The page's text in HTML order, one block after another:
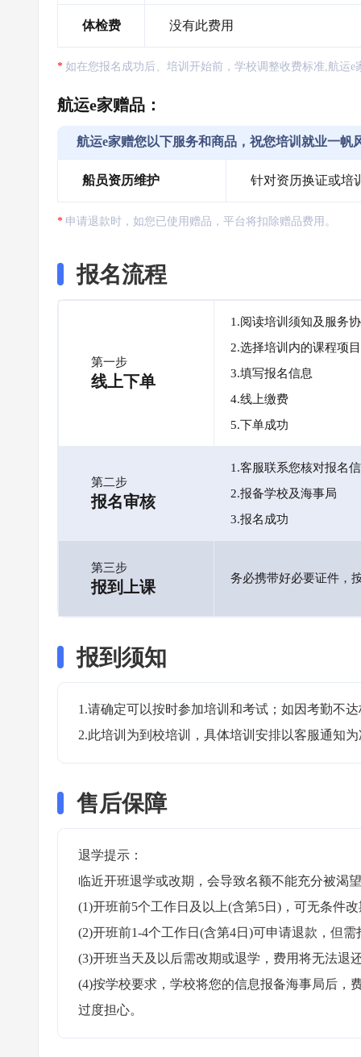
体检费 没有此费用
如在您报名成功后、培训开始前，学校调整收费标准,航运
航运e家赠品：
航运e家赠您以下服务和商品，祝您培训就业一帆
船员资历维护 针对资历换证或培
申请退款时，如您已使用赠品，平台将扣除赠品费用。
报名流程
第一步
线上下单
1.阅读培训须知及服务
2.选择培训内的课程项目
3.填写报名信息
4.线上缴费
5.下单成功
第二步
报名审核
1.客服联系您核对报名
2.报备学校及海事局
3.报名成功
第三步
报到上课 务必携带好必要证件，
报到须知
1.请确定可以按时参加培训和考试；如因考勤不
2.此培训为到校培训，具体培训安排以客服通知
售后保障
退学提示：
临近开班退学或改期，会导致名额不能充分被渴
(1)开班前5个工作日及以上(含第5日)，可无条件
(2)开班前1-4个工作日(含第4日)可申请退款，但
(3)开班当天及以后需改期或退学，费用将无法退
(4)按学校要求，学校将您的信息报备海事局后，
过度担心。